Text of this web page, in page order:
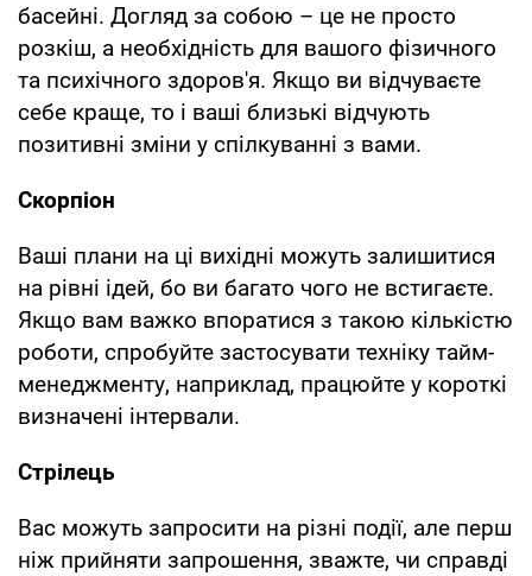
басейні. Догляд за собою – це не просто
розкіш, а необхідність для вашого фізичного
та психічного здоров'я. Якщо ви відчуваєте
себе краще, то і ваші близькі відчують
позитивні зміни у спілкуванні з вами.
Скорпіон
Ваші плани на ці вихідні можуть залишитися
на рівні ідей, бо ви багато чого не встигаєте.
Якщо вам важко впоратися з такою кількістю
роботи, спробуйте застосувати техніку тайм-
менеджменту, наприклад, працюйте у короткі
визначені інтервали.
Стрілець
Вас можуть запросити на різні події, але перш
ніж прийняти запрошення, зважте, чи справді